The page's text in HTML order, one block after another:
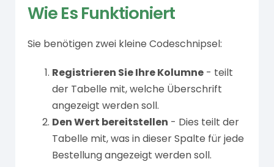
Wie Es Funktioniert
Sie benötigen zwei kleine Codeschnipsel:
Registrieren Sie Ihre Kolumne - teilt
der Tabelle mit, welche Überschrift
angezeigt werden soll.
Den Wert bereitstellen - Dies teilt der
Tabelle mit, was in dieser Spalte für jede
Bestellung angezeigt werden soll.